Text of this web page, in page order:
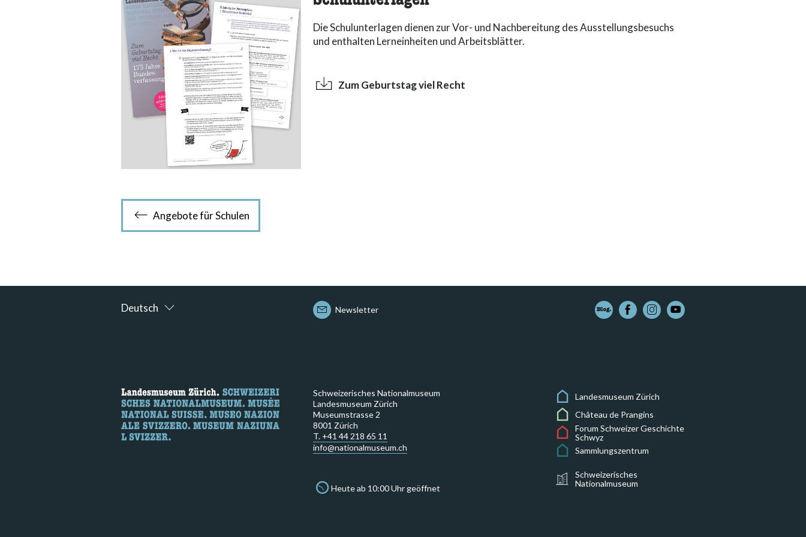
Die Schulunterlagen dienen zur Vor- und Nachbereitung des Ausstellungsbesuchs
und enthalten Lerneinheiten und Arbeitsblätter.
Zum Geburtstag viel Recht
Angebote für Schulen
Deutsch Newsletter
Schweizerisches Nationalmuseum
Landesmuseum Zürich
Museumstrasse 2
8001 Zürich
T. +41 44 218 65 11
info@nationalmuseum.ch
Heute ab 10:00 Uhr geöffnet
Landesmuseum Zürich
Château de Prangins
Forum Schweizer Geschichte
Schwyz
Sammlungszentrum
Schweizerisches
Nationalmuseum